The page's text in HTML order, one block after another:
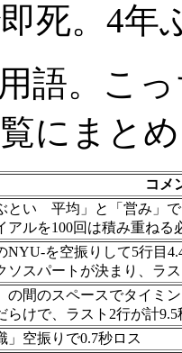
死。4年
語。こ
にまと
コメ
とい 平均」と「営み」
アルを100回は積み重ねる
NYU-を空振りして5行目
ソスパートが決まり、ラ
の間のスペースでタイミ
らけで、ラスト2行が計9.5
」空振りで0.7秒ロス